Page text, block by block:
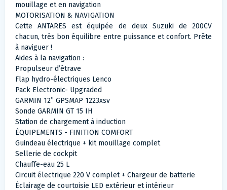
mouillage et en navigation
MOTORISATION & NAVIGATION
Cette ANTARES est équipée de deux Suzuki de 200CV
chacun, très bon équilibre entre puissance et confort. Prête
à naviguer !
Aides à la navigation :
Propulseur d’étrave
Flap hydro-électriques Lenco
Pack Electronic- Upgraded
GARMIN 12’’ GPSMAP 1223xsv
Sonde GARMIN GT 15 IH
Station de chargement à induction
ÉQUIPEMENTS - FINITION COMFORT
Guindeau électrique + kit mouillage complet
Sellerie de cockpit
Chauffe-eau 25 L
Circuit électrique 220 V complet + Chargeur de batterie
Éclairage de courtoisie LED extérieur et intérieur